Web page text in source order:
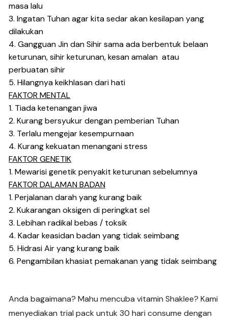
masa lalu
3. Ingatan Tuhan agar kita sedar akan kesilapan yang
dilakukan
4. Gangguan Jin dan Sihir sama ada berbentuk belaan
keturunan, sihir keturunan, kesan amalan atau
perbuatan sihir
5. Hilangnya keikhlasan dari hati
FAKTOR MENTAL
1. Tiada ketenangan jiwa
2. Kurang bersyukur dengan pemberian Tuhan
3. Terlalu mengejar kesempurnaan
4. Kurang kekuatan menangani stress
FAKTOR GENETIK
1. Mewarisi genetik penyakit keturunan sebelumnya
FAKTOR DALAMAN BADAN
1. Perjalanan darah yang kurang baik
2. Kukarangan oksigen di peringkat sel
3. Lebihan radikal bebas / toksik
4. Kadar keasidan badan yang tidak seimbang
5. Hidrasi Air yang kurang baik
6. Pengambilan khasiat pemakanan yang tidak seimbang
Anda bagaimana? Mahu mencuba vitamin Shaklee? Kami
menyediakan trial pack untuk 30 hari consume dengan